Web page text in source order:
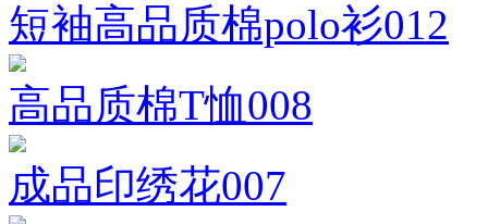
短袖高品质棉polo衫012
高品质棉T恤008
成品印绣花007